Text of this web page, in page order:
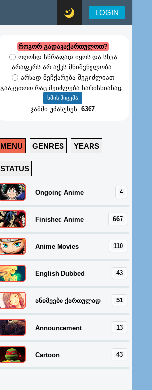
LOGIN
როგორ გადავაქართულოთ?
ოღონდ სწრაფად იყოს და სხვა
არაფერს არ აქვს მნიშვნელობა.
არსად მეჩქარება შეგიძლიათ
გააკეთოთ რაც შეიძლება ხარისხიანად.
ჯამში უპასუხეს: 6367
MENU GENRES YEARS
STATUS
4
Ongoing Anime
667
Finished Anime
110
Anime Movies
43
English Dubbed
51
ანიმეები ქართულად
13
Announcement
43
Cartoon